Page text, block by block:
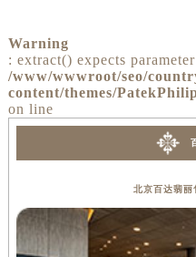
Warning
: extract() expects
/www/wwwroot/seo/
content/themes/
on line
北京百达翡丽